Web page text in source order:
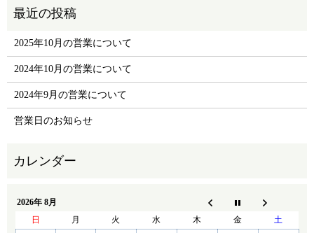
2025年10月の営業について
2024年10月の営業について
2024年9月の営業について
営業日のお知らせ
2026年 8月
日
月 火 水 木 金
土